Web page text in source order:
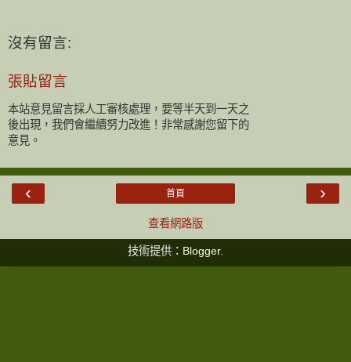
沒有留言:
張貼留言
本站意見留言採人工審核處理，要等半天到一天之
後出現，我們會繼續努力改進！非常感謝您留下的
意見。
‹ ›
首頁
查看網路版
技術提供： Blogger.